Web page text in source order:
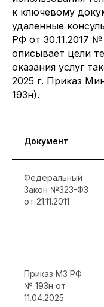
к ключевому
удаленные
РФ от 30.11.2017
описывает цели
оказания услуг
2025 г. Приказ
193н).
Документ
Федеральный
Закон №323-ФЗ
от 21.11.2011
Приказ МЗ РФ
№ 193н от
11.04.2025